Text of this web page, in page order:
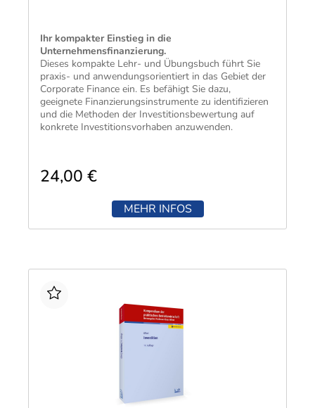
Ihr kompakter Einstieg in die
Unternehmensfinanzierung.
Dieses kompakte Lehr- und Übungsbuch führt Sie
praxis- und anwendungsorientiert in das Gebiet der
Corporate Finance ein. Es befähigt Sie dazu,
geeignete Finanzierungsinstrumente zu identifizieren
und die Methoden der Investitionsbewertung auf
konkrete Investitionsvorhaben anzuwenden.
24,00 €
MEHR INFOS